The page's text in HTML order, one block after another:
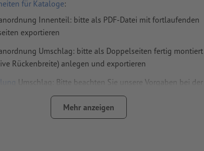
für Kataloge:
Innenteil: bitte als PDF-Datei mit fortlaufenden
exportieren
Umschlag: bitte als Doppelseiten fertig montiert
Rückenbreite) anlegen und exportieren
Umschlag: Bitte beachten Sie unsere Vorgaben bei der
Mehr anzeigen